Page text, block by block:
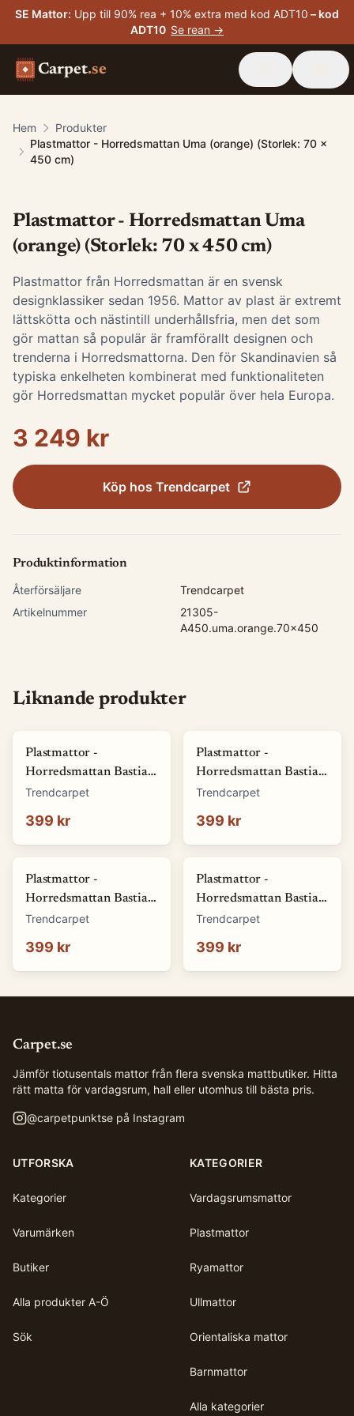
SE Mattor: Upp till 90% rea + 10% extra med kod ADT10 – kod
ADT10 Se rean →
Carpet.se
Hem
Produkter
Plastmattor - Horredsmattan Uma (orange) (Storlek: 70 x
450 cm)
Plastmattor - Horredsmattan Uma
(orange) (Storlek: 70 x 450 cm)
Plastmattor från Horredsmattan är en svensk
designklassiker sedan 1956. Mattor av plast är extremt
lättskötta och nästintill underhållsfria, men det som
gör mattan så populär är framförallt designen och
trenderna i Horredsmattorna. Den för Skandinavien så
typiska enkelheten kombinerat med funktionaliteten
gör Horredsmattan mycket populär över hela Europa.
3 249 kr
Köp hos Trendcarpet
Produktinformation
Återförsäljare
Trendcarpet
Artikelnummer
21305-
A450.uma.orange.70x450
Liknande produkter
Plastmattor -
Horredsmattan Bastian
(grön) (Storlek: 70 x 50
Trendcarpet
399 kr
Plastmattor -
Horredsmattan Bastian
(röd) (Storlek: 70 x 50
Trendcarpet
399 kr
Plastmattor -
Horredsmattan Bastian
(blå) (Storlek: 70 x 50
Trendcarpet
399 kr
Plastmattor -
Horredsmattan Bastian
(brun) (Storlek: 70 x 50
Trendcarpet
399 kr
Carpet.se
Jämför tiotusentals mattor från flera svenska mattbutiker. Hitta
rätt matta för vardagsrum, hall eller utomhus till bästa pris.
@carpetpunktse på Instagram
UTFORSKA
Kategorier
Varumärken
Butiker
Alla produkter A-Ö
Sök
KATEGORIER
Vardagsrumsmattor
Plastmattor
Ryamattor
Ullmattor
Orientaliska mattor
Barnmattor
Alla kategorier